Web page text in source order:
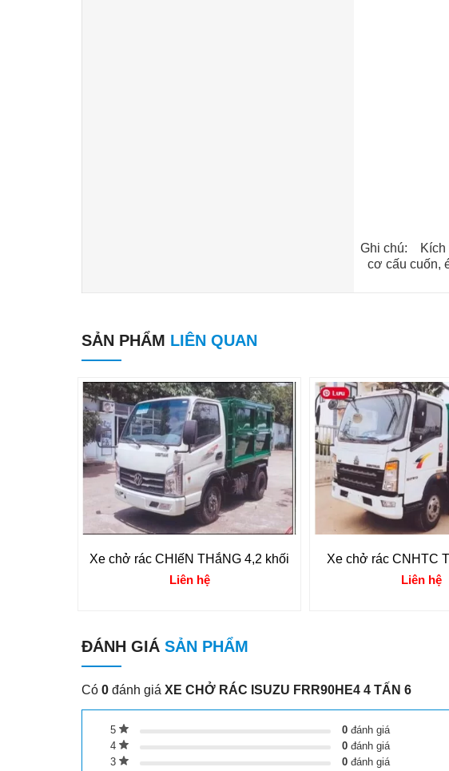
Ghi chú: Kích
cơ cấu cuốn,
SẢN PHẨM LIÊN QUAN
Xe chở rác CHIếN THắNG 4,2 khối
Liên hệ
Xe chở rác CNHTC
Liên hệ
ĐÁNH GIÁ SẢN PHẨM
Có 0 đánh giá XE CHỞ RÁC ISUZU FRR90HE4 4 TẤN 6
5 0 đánh giá
4
0 đánh giá
3
0 đánh giá